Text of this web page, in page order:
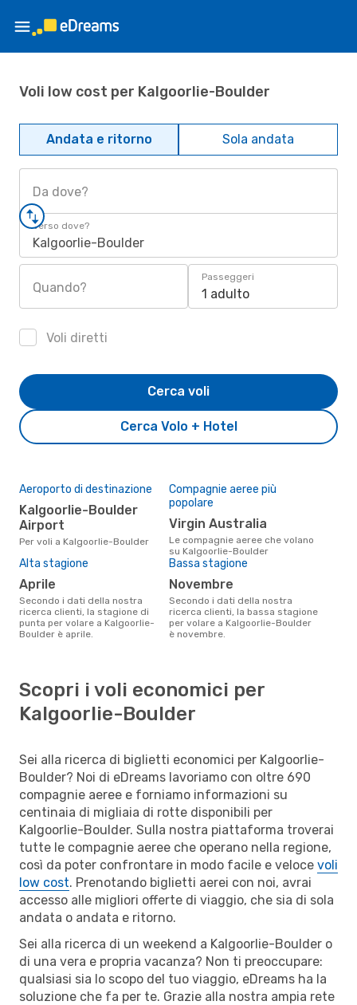
Voli low cost per Kalgoorlie-Boulder
Andata e ritorno Sola andata
Da dove?
Verso dove?
Kalgoorlie-Boulder
Quando?
Passeggeri
1 adulto
Voli diretti
Cerca Volo + Hotel
Cerca voli
Aeroporto di destinazione
Kalgoorlie-Boulder
Airport
Per voli a Kalgoorlie-Boulder
Compagnie aeree più
popolare
Virgin Australia
Le compagnie aeree che volano
su Kalgoorlie-Boulder
Alta stagione
aprile
Secondo i dati della nostra
ricerca clienti, la stagione di
punta per volare a Kalgoorlie-
Boulder è aprile.
Bassa stagione
novembre
Secondo i dati della nostra
ricerca clienti, la bassa stagione
per volare a Kalgoorlie-Boulder
è novembre.
Scopri i voli economici per
Kalgoorlie-Boulder
Sei alla ricerca di biglietti economici per Kalgoorlie-
Boulder? Noi di eDreams lavoriamo con oltre 690
compagnie aeree e forniamo informazioni su
centinaia di migliaia di rotte disponibili per
Kalgoorlie-Boulder. Sulla nostra piattaforma troverai
tutte le compagnie aeree che operano nella regione,
così da poter confrontare in modo facile e veloce voli
low cost. Prenotando biglietti aerei con noi, avrai
accesso alle migliori offerte di viaggio, che sia di sola
andata o andata e ritorno.
Sei alla ricerca di un weekend a Kalgoorlie-Boulder o
di una vera e propria vacanza? Non ti preoccupare:
qualsiasi sia lo scopo del tuo viaggio, eDreams ha la
soluzione che fa per te. Grazie alla nostra ampia rete